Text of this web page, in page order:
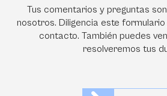
Tus comentarios y preguntas
nosotros. Diligencia este
contacto. También puedes
resolveremos tus